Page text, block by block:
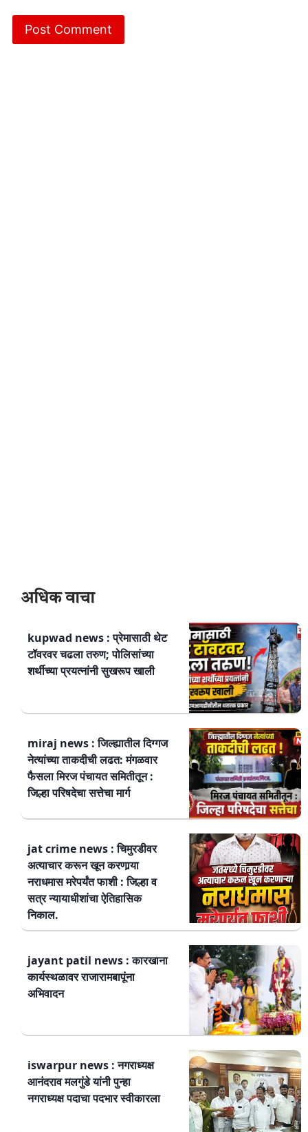
अधिक वाचा
kupwad news : प्रेमासाठी थेट
टॉवरवर चढला तरुण; पोलिसांच्या
शर्थीच्या प्रयत्नांनी सुखरूप खाली
miraj news : जिल्ह्यातील दिग्गज
नेत्यांच्या ताकदीची लढत: मंगळवार
फैसला मिरज पंचायत समितीतून :
जिल्हा परिषदेचा सत्तेचा मार्ग
jat crime news : चिमुरडीवर
अत्याचार करून खून करणार्‍या
नराधमास मरेपर्यंत फाशी : जिल्हा व
सत्र न्यायाधीशांचा ऐतिहासिक
निकाल.
jayant patil news : कारखाना
कार्यस्थळावर राजारामबापूंना
अभिवादन
iswarpur news : नगराध्यक्ष
आनंदराव मलगुंडे यांनी पुन्हा
नगराध्यक्ष पदाचा पदभार स्वीकारला